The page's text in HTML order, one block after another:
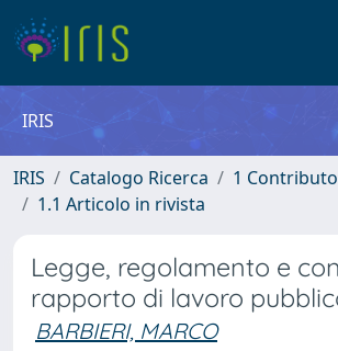
IRIS
IRIS Catalogo Ricerca
1
1.1 Articolo in rivista
Legge, regolamento e
rapporto di lavoro
BARBIERI, MARCO